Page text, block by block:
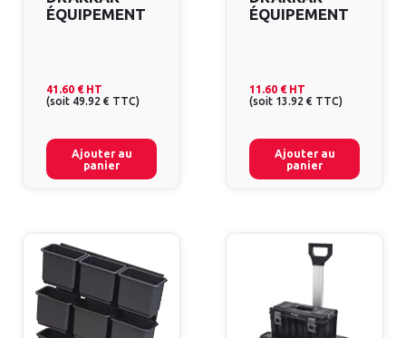
ÉQUIPEMENT
41.60 € HT
(soit 49.92 € TTC)
Ajouter au
panier
ÉQUIPEMENT
11.60 € HT
(soit 13.92 € TTC)
Ajouter au
panier